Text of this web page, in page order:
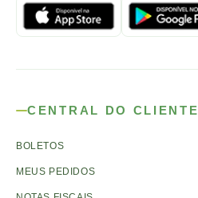
CENTRAL DO CLIENTE
BOLETOS
MEUS PEDIDOS